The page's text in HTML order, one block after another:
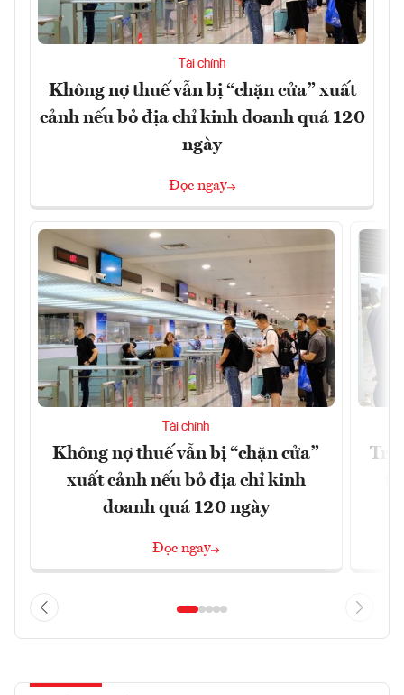
Tài chính
Không nợ thuế vẫn bị “chặn cửa” xuất
cảnh nếu bỏ địa chỉ kinh doanh quá 120
ngày
Đọc ngay
Tài chính
Không nợ thuế vẫn bị “chặn cửa”
xuất cảnh nếu bỏ địa chỉ kinh
doanh quá 120 ngày
Đọc ngay